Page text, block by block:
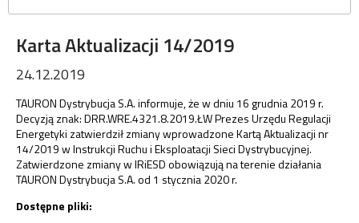
Karta Aktualizacji 14/2019
24.12.2019
TAURON Dystrybucja S.A. informuje, że w dniu 16 grudnia 2019 r.
Decyzją znak: DRR.WRE.4321.8.2019.ŁW Prezes Urzędu Regulacji
Energetyki zatwierdził zmiany wprowadzone Kartą Aktualizacji nr
14/2019 w Instrukcji Ruchu i Eksploatacji Sieci Dystrybucyjnej.
Zatwierdzone zmiany w IRiESD obowiązują na terenie działania
TAURON Dystrybucja S.A. od 1 stycznia 2020 r.
Dostępne pliki: